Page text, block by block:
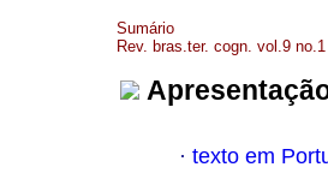
Sumário
Rev. bras.ter. cogn. vol.9
· texto em